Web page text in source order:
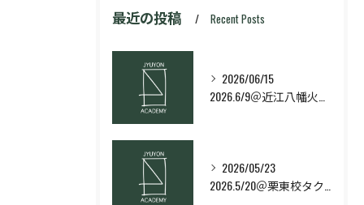
最近の投稿 Recent Posts
2026/06/15
2026/05/23